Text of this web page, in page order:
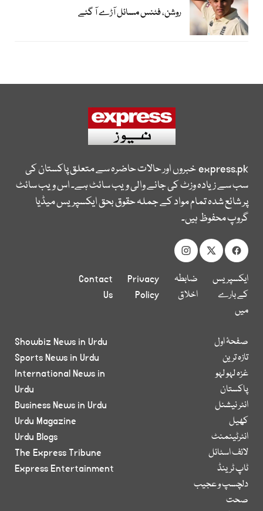
روشن، فٹنس مسائل آڑے آ گئے
express.pkخبروں اور حالات حاضرہ سے متعلق پاکستان کی
سب سے زیادہ وزٹ کی جانے والی ویب سائٹ ہے۔ اس ویب سائٹ
پر شائع شدہ تمام مواد کے جملہ حقوق بحق ایکسپریس میڈیا
گروپ محفوظ ہیں۔
ایکسپریس
کے بارے
میں
ضابطہ
اخلاق
Privacy
Policy
Contact
Us
صفحۂ اول
تازہ ترین
غزہ لہو لہو
پاکستان
انٹر نیشنل
کھیل
انٹرٹینمنٹ
لائف اسٹائل
ٹاپ ٹرینڈ
دلچسپ و عجیب
صحت
Showbiz News in Urdu
Sports News in Urdu
International News in
Urdu
Business News in Urdu
Urdu Magazine
Urdu Blogs
The Express Tribune
Express Entertainment